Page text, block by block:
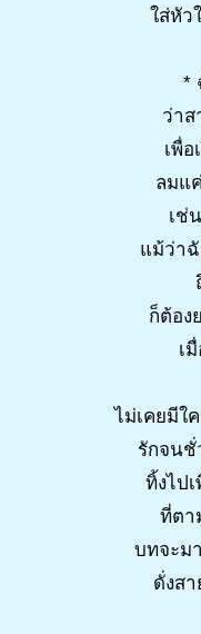
ใส่หัว
*
ว่า
เพื่อ
ลมแ
เช่
แม้ว่า
ก็ต้อง
เ
ไม่เคยมีใ
รักจนชั่
ทิ้งไป
ที่ตา
บทจะม
ดั่งส